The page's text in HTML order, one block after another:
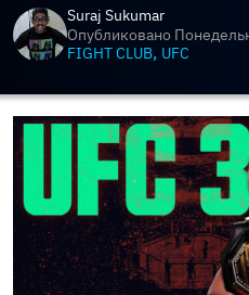
Suraj Sukumar
Опубликовано
FIGHT CLUB, UFC